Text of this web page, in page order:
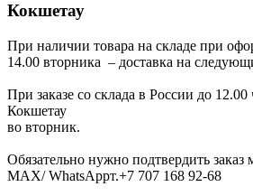
Кокшетау
При наличии товара на складе при
14.00 вторника – доставка на
При заказе со склада в России до 12.00
Кокшетау
во вторник.
Обязательно нужно подтвердить
МАХ/ WhatsAppт.+7 707 168 92-68